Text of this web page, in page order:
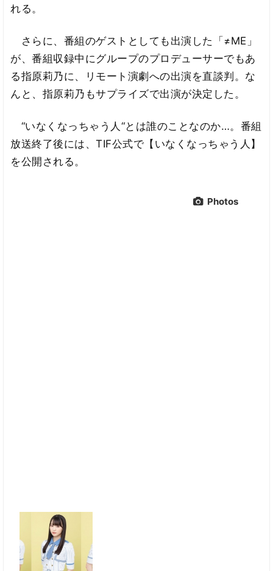
れる。
さらに、番組のゲストとしても出演した「≠ME」
が、番組収録中にグループのプロデューサーでもあ
る指原莉乃に、リモート演劇への出演を直談判。な
んと、指原莉乃もサプライズで出演が決定した。
“いなくなっちゃう人“とは誰のことなのか…。番組
放送終了後には、TIF公式で【いなくなっちゃう人】
を公開される。
Photos